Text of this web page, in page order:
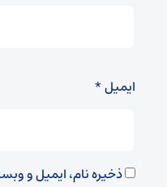
ایمیل*
ذخیره نام، ایمیل و